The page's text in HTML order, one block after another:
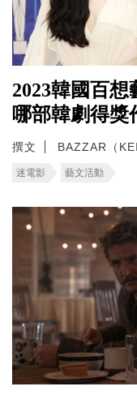
2023韓國百想
哪部韓劇得獎
撰文 BAZZAR（
迷電影 藝文活動